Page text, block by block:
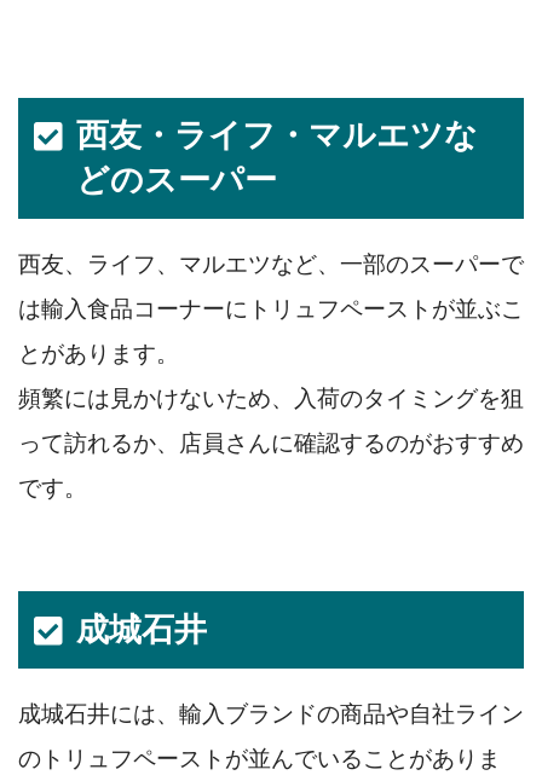
西友・ライフ・マルエツな
どのスーパー
西友、ライフ、マルエツなど、一部のスーパーで
は輸入食品コーナーにトリュフペーストが並ぶこ
とがあります。
頻繁には見かけないため、入荷のタイミングを狙
って訪れるか、店員さんに確認するのがおすすめ
です。
成城石井
成城石井には、輸入ブランドの商品や自社ライン
のトリュフペーストが並んでいることがありま